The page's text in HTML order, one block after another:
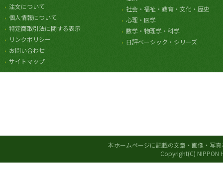
注文について
個人情報について
特定商取引法に関する表示
リンクポリシー
お問い合わせ
サイトマップ
社会・福祉・教育・文化・歴史
心理・医学
数学・物理学・科学
日評ベーシック・シリーズ
本ホームページに記載の文章・画像・写
Copyright(C) NIPPON